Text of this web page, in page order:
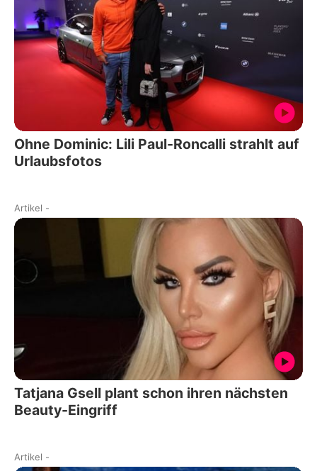
Ohne Dominic: Lili Paul-Roncalli strahlt auf
Urlaubsfotos
Artikel -
Tatjana Gsell plant schon ihren nächsten
Beauty-Eingriff
Artikel -